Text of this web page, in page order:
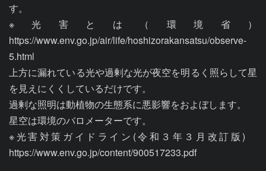
す。
※光害とは（環境省）
https://www.env.go.jp/air/life/hoshizorakansatsu/observe-
5.html
上方に漏れている光や過剰な光が夜空を明るく照らして星
を見えにくくしているだけです。
過剰な照明は動植物の生態系に悪影響をおよぼします。
星空は環境のバロメーターです。
※光害対策ガイドライン(令和３年３月改訂版)
https://www.env.go.jp/content/900517233.pdf